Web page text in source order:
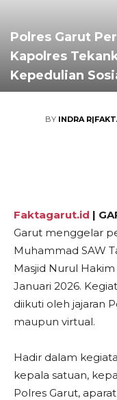
Polres Garut
Kapolres
Kepedulian
BY INDRA
Faktagarut.id |
Garut menggelar
Muhammad SAW
Masjid Nurul Hakim
Januari 2026.
diikuti oleh jajaran
maupun virtual.
Hadir dalam
kepala satuan,
Polres Garut,